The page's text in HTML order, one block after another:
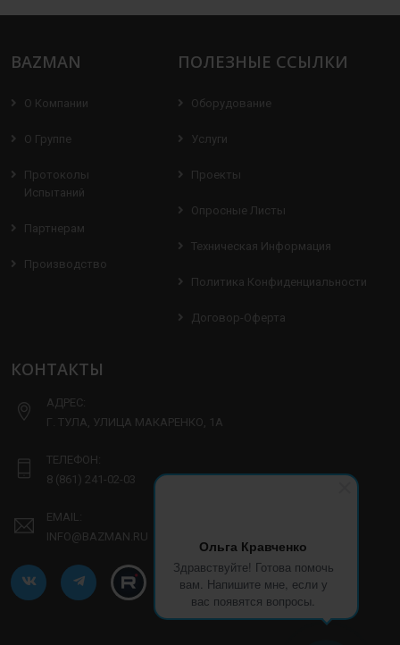
Ольга Кравченко
Здравствуйте! Готова помочь
вам. Напишите мне, если у
вас появятся вопросы.
BAZMAN
О Компании
О Группе
Протоколы
Испытаний
Партнерам
Производство
ПОЛЕЗНЫЕ ССЫЛКИ
Оборудование
Услуги
Проекты
Опросные Листы
Техническая Информация
Политика Конфиденциальности
Договор-Оферта
КОНТАКТЫ
АДРЕС:
Г. ТУЛА, УЛИЦА МАКАРЕНКО, 1А
ТЕЛЕФОН:
8 (861) 241-02-03
EMAIL:
INFO@BAZMAN.RU